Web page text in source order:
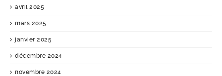
avril 2025
mars 2025
janvier 2025
décembre 2024
novembre 2024